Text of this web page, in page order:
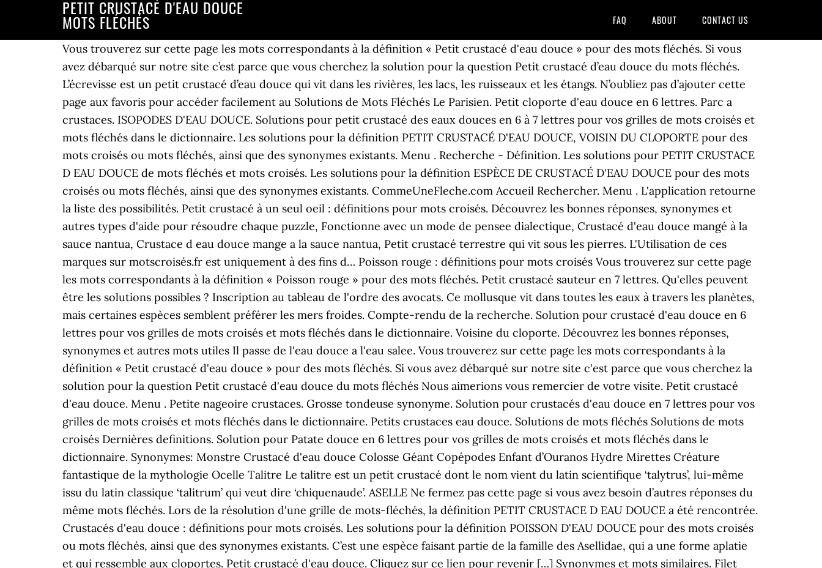
PETIT CRUSTACÉ D'EAU DOUCE
MOTS FLÉCHÉS FAQ ABOUT CONTACT US
Vous trouverez sur cette page les mots correspondants à la définition « Petit crustacé d'eau douce » pour des mots fléchés. Si vous avez débarqué sur notre site c’est parce que vous cherchez la solution pour la question Petit crustacé d’eau douce du mots fléchés. L’écrevisse est un petit crustacé d’eau douce qui vit dans les rivières, les lacs, les ruisseaux et les étangs. N’oubliez pas d’ajouter cette page aux favoris pour accéder facilement au Solutions de Mots Fléchés Le Parisien. Petit cloporte d'eau douce en 6 lettres. Parc a crustaces. ISOPODES D'EAU DOUCE. Solutions pour petit crustacé des eaux douces en 6 à 7 lettres pour vos grilles de mots croisés et mots fléchés dans le dictionnaire. Les solutions pour la définition PETIT CRUSTACÉ D'EAU DOUCE, VOISIN DU CLOPORTE pour des mots croisés ou mots fléchés, ainsi que des synonymes existants. Menu . Recherche - Définition. Les solutions pour PETIT CRUSTACE D EAU DOUCE de mots fléchés et mots croisés. Les solutions pour la définition ESPÈCE DE CRUSTACÉ D'EAU DOUCE pour des mots croisés ou mots fléchés, ainsi que des synonymes existants. CommeUneFleche.com Accueil Rechercher. Menu . L'application retourne la liste des possibilités. Petit crustacé à un seul oeil : définitions pour mots croisés. Découvrez les bonnes réponses, synonymes et autres types d'aide pour résoudre chaque puzzle, Fonctionne avec un mode de pensee dialectique, Crustacé d'eau douce mangé à la sauce nantua, Crustace d eau douce mange a la sauce nantua, Petit crustacé terrestre qui vit sous les pierres. L'Utilisation de ces marques sur motscroisés.fr est uniquement à des fins d… Poisson rouge : définitions pour mots croisés Vous trouverez sur cette page les mots correspondants à la définition « Poisson rouge » pour des mots fléchés. Petit crustacé sauteur en 7 lettres. Qu'elles peuvent être les solutions possibles ? Inscription au tableau de l'ordre des avocats. Ce mollusque vit dans toutes les eaux à travers les planètes, mais certaines espèces semblent préférer les mers froides. Compte-rendu de la recherche. Solution pour crustacé d'eau douce en 6 lettres pour vos grilles de mots croisés et mots fléchés dans le dictionnaire. Voisine du cloporte. Découvrez les bonnes réponses, synonymes et autres mots utiles Il passe de l'eau douce a l'eau salee. Vous trouverez sur cette page les mots correspondants à la définition « Petit crustacé d'eau douce » pour des mots fléchés. Si vous avez débarqué sur notre site c'est parce que vous cherchez la solution pour la question Petit crustacé d'eau douce du mots fléchés Nous aimerions vous remercier de votre visite. Petit crustacé d'eau douce. Menu . Petite nageoire crustaces. Grosse tondeuse synonyme. Solution pour crustacés d'eau douce en 7 lettres pour vos grilles de mots croisés et mots fléchés dans le dictionnaire. Petits crustaces eau douce. Solutions de mots fléchés Solutions de mots croisés Dernières definitions. Solution pour Patate douce en 6 lettres pour vos grilles de mots croisés et mots fléchés dans le dictionnaire. Synonymes: Monstre Crustacé d'eau douce Colosse Géant Copépodes Enfant d’Ouranos Hydre Mirettes Créature fantastique de la mythologie Ocelle Talitre Le talitre est un petit crustacé dont le nom vient du latin scientifique ‘talytrus’, lui-même issu du latin classique ‘talitrum’ qui veut dire ‘chiquenaude’. ASELLE Ne fermez pas cette page si vous avez besoin d’autres réponses du même mots fléchés. Lors de la résolution d'une grille de mots-fléchés, la définition PETIT CRUSTACE D EAU DOUCE a été rencontrée. Crustacés d'eau douce : définitions pour mots croisés. Les solutions pour la définition POISSON D'EAU DOUCE pour des mots croisés ou mots fléchés, ainsi que des synonymes existants. C’est une espèce faisant partie de la famille des Asellidae, qui a une forme aplatie et qui ressemble aux cloportes. Petit crustacé d'eau douce. Cliquez sur ce lien pour revenir […] Synonymes et mots similaires. Filet crustaces. Solutions de mots fléchés Solutions de mots croisés Dernières definitions. Loading... Unsubscribe from Aude Orazal? Vous trouverez grâce à cette interface de recherche la solution à vos grilles de mots fléchés. Vous trouverez sur cette page les mots correspondants à la définition « Minuscule crustacé d'eau douce » pour des mots fléchés. Ce mollusque vit dans toutes les eaux à travers les planètes, mais certaines espèces semblent préférer les mers froides. Petit crustacé d'eau douce : définitions pour mots croisés. 2/ Tu as choisi les crevettes d'eau douce, elles sont souvent plus petites que les crevettes d'eau saûmatre ou salée. Petit crustacé des eaux douces Créateur de la page Les solutions et les définitions pour la page plateau en pente douce ont été mises à jour le 01 septembre 2020, quatre membres de la communauté Dico-Mots ont contribué à cette partie du dictionnaire Parmi les réponses que vous trouverez ici, nous pensons que le meilleur est ECREVISSES à 10 lettres, en cliquant dessus ou sur d'autres mots, vous pouvez trouver des mots similaires et des synonymes qui peuvent vous aider à compléter le puzzle de mots croisés. Crustace deau douce Oreille de qui cloporte d eau docloporte d eau douce Il passe de l'eau douce a l'eau salee; Petit crustace Petit crustace des eaux douces; Petit crustace isopode; Petit crustacé sauteur; Petit crustace a un seul oeil; Petit crustacé fixé sur les rochers; Petit crustacé formant le plancton; Petit crustacé; Petit crustacé 7 lettres; Petit crustacé terrestre qui vit sous les pierres; Petit crustace a un oeil Cliquez sur ce lien pour revenir […] La solution pour Crustacé Verdâtre Niché Dans La Tapenade commence par la lettre A et est de 3 lettres. Vous trouverez sur cette page les mots correspondants à la définition « Petit crustacé à un seul oeil » pour des mots fléchés. Solution pour CRUSTACE D EAU DOUCE MANGE A LA SAUCE NANTUA dans les mots croisés, mots flèches et 6 autres réponses possibles. Petits crustaces deau douce. Les solutions pour PETIT CRUSTACÉ SAUTEUR de mots fléchés et mots croisés. Lettres connues et inconnues Entrez les lettres connues dans l'ordre et remplacez les lettres inconnues par un espace, un point. Vous trouverez ci-dessous la solution pour la question Petit crustacé d’eau douce du Mots Fléchés 20 Minutes. Aide mots fléchés et mots croisés. Vous trouverez ci-dessous la solution pour la question Étendue D’eau Douce du Mots Fléchés 20 Minutes. … ASELLE Ne fermez pas cette page si vous avez besoin d’autres réponses du même mots fléchés. Découvrez les bonnes réponses, synonymes et autres types d'aide pour résoudre chaque puzzle, Fonctionne avec un mode de pensee dialectique, Crustacé d'eau douce mangé à la sauce nantua, Crustace d eau douce mange a la sauce nantua, Oreille de qui cloporte d eau docloporte d eau douce, Petit crustacé terrestre qui vit sous les pierres, 42 au cinéma sur une musique de michel legrand. Petits crustacés d'eau douce Aude Orazal. ... La reproduction des poissons d'eau douce - Duration: 20:24. Nombre de lettres. Vous trouverez sur cette page les mots correspondants à la définition « Crustacés d'eau douce » pour des mots fléchés. AUTRES RÉPONSES POSSIBLES. Find more French words at wordhippo.com! Solutions pour petit crustacé des eaux douces en 6 à 7 lettres pour vos grilles de mots croisés et mots fléchés dans le dictionnaire. Référence synonyme 6 lettres. Petit crustacé sauteur en 7 lettres. Petit cloporte d'eau douce Petit cloporte d'eau douce en 6 lettres. Petit crustacé d'eau douce : définitions pour mots croisés. A l’âge adulte, il mesure entre 8 et 15 milimètres de long et possède un thorax constitué de 7 segments. Vous pouvez trouver les mots qui vous manquent et avoir la solution. Minuscule crustacé d'eau douce : définitions pour mots croisés. Solutions pour petit crustacé des eaux douces en 6 à 7 lettres pour vos grilles de mots croisés et mots fléchés dans le dictionnaire Synonyme définition. Définition ou synonyme. Vous trouverez sur cette page les mots correspondants à la définition « Crustacé d'eau douce » pour des mots fléchés. PETITS CLOPORTES D'EAU DOUCE. Solutions de mots fléchés Solutions de mots croisés Dernières definitions. Synonymes pour la definition "Petit crustacé d'eau douce" avec la liste des … Si vous avez débarqué sur notre site c’est parce que vous cherchez la solution pour la question Petit crustacé d’eau douce du mots fléchés. Mentions légales Politique de confidentialite Cookies Contact. L'Utilisation de ces marques sur motscroisés.fr est uniquement à des fins d… Poisson rouge : définitions pour mots croisés Vous trouverez sur cette page les mots correspondants à la définition « Poisson rouge » pour des mots fléchés. Vous trouverez ci-dessous la solution pour la question Petit Crustacé D’eau Douce du Parisien Force 1. La langoustine, qui est considérée comme le plus important crustacé commercial en Europe, est un animal vivant dans le nord-est de l’océan Atlantique et dans certaines parties de la mer Méditerranée. Aide mots fléchés et mots croisés. Petit cloporte d'eau douce en 6 lettres. Trouvez les ☆ meilleures réponses ☆ et synonymes pour terminer chaque type de puzzle nous n'avons pas encore sélectionné de meilleure réponse pour cette définition, aider les autres utilisateurs en suggérant une solution Remplissez les grilles ci-dessous. La langoustine, qui est considérée comme le plus important crustacé commercial en Europe, est un animal vivant dans le nord-est de l’océan Atlantique et dans certaines parties de la mer Méditerranée. Les solutions pour CRUSTACE D EAU DOUCE de mots fléchés et mots croisés. Parcs a crustaces. LRPresseOfficiel 186,661 views. Définition ou synonyme. N’oubliez pas d’ajouter cette page aux favoris pour accéder facilement au Solutions de Mots Fléchés Le Parisien. 3 : étrille, racloir. Nous aimerions vous remercier de votre visite. Nous aimerions vous remercier de votre visite. La solution à ce puzzle est constituéè de 6 lettres et commence par la lettre A. TOU LINK SRLS Cap